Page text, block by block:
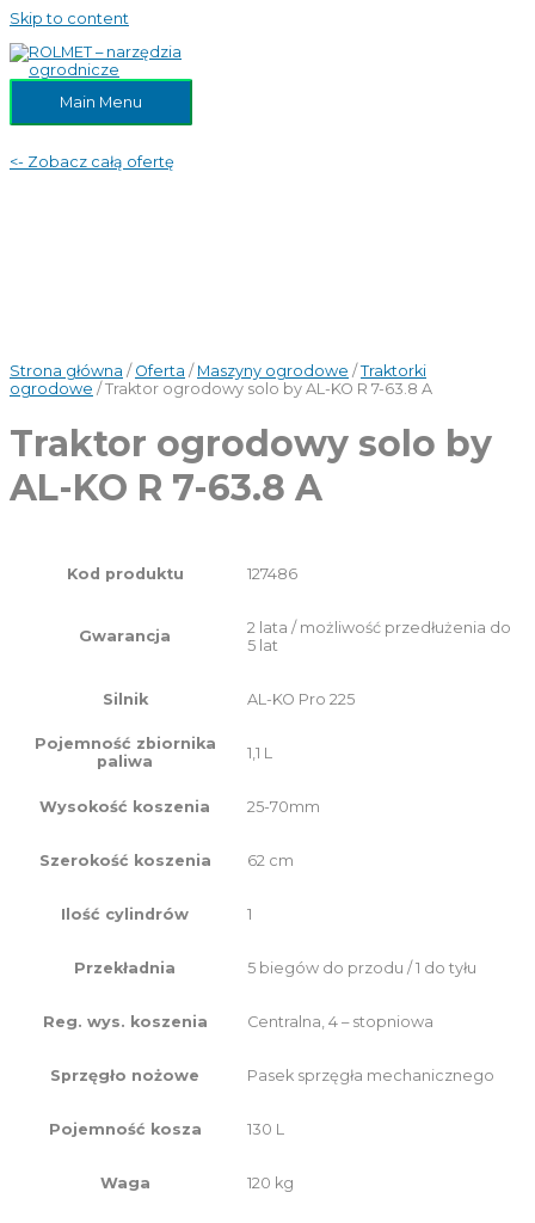
Skip to content
Main Menu
<- Zobacz całą ofertę
Strona główna / Oferta / Maszyny ogrodowe / Traktorki
ogrodowe / Traktor ogrodowy solo by AL-KO R 7-63.8 A
Traktor ogrodowy solo by
AL-KO R 7-63.8 A
Kod produktu 127486
Gwarancja
2 lata / możliwość przedłużenia do
5 lat
Silnik AL-KO Pro 225
Pojemność zbiornika
paliwa
1,1 L
Wysokość koszenia 25-70mm
Szerokość koszenia 62 cm
Ilość cylindrów 1
Przekładnia 5 biegów do przodu / 1 do tyłu
Reg. wys. koszenia Centralna, 4 – stopniowa
Sprzęgło nożowe Pasek sprzęgła mechanicznego
Pojemność kosza 130 L
Waga 120 kg